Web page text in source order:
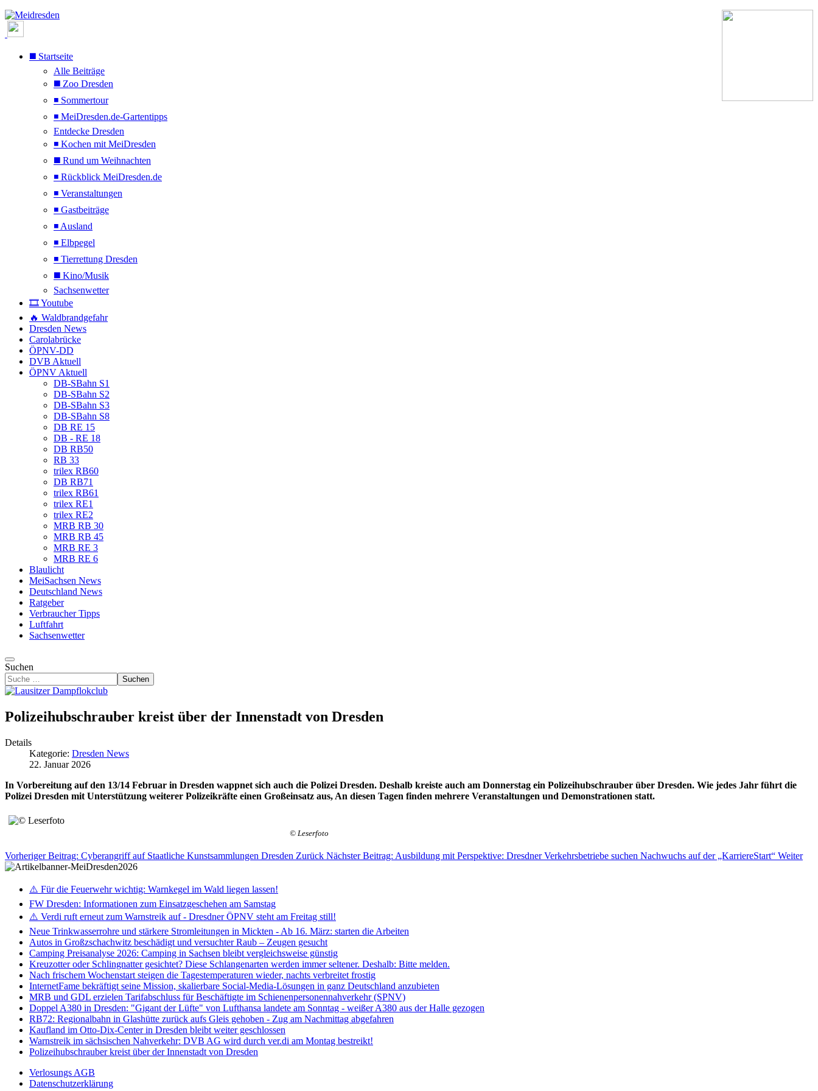
◼️ Startseite
Alle Beiträge
◼️ Zoo Dresden
◾ Sommertour
◾ MeiDresden.de-Gartentipps
Entdecke Dresden
◾ Kochen mit MeiDresden
◼️ Rund um Weihnachten
◾ Rückblick MeiDresden.de
◾ Veranstaltungen
◾ Gastbeiträge
◾ Ausland
◾ Elbpegel
◾ Tierrettung Dresden
◼️ Kino/Musik
Sachsenwetter
🎞️ Youtube
🔥 Waldbrandgefahr
Dresden News
Carolabrücke
ÖPNV-DD
DVB Aktuell
ÖPNV Aktuell
DB-SBahn S1
DB-SBahn S2
DB-SBahn S3
DB-SBahn S8
DB RE 15
DB - RE 18
DB RB50
RB 33
trilex RB60
DB RB71
trilex RB61
trilex RE1
trilex RE2
MRB RB 30
MRB RB 45
MRB RE 3
MRB RE 6
Blaulicht
MeiSachsen News
Deutschland News
Ratgeber
Verbraucher Tipps
Luftfahrt
Sachsenwetter
Suchen
Suchen
Polizeihubschrauber kreist über der Innenstadt von Dresden
Details
Kategorie: Dresden News
22. Januar 2026
In Vorbereitung auf den 13/14 Februar in Dresden wappnet sich auch die Polizei Dresden. Deshalb kreiste auch am Donnerstag ein Polizeihubschrauber über Dresden. Wie jedes Jahr führt die
Polizei Dresden mit Unterstützung weiterer Polizeikräfte einen Großeinsatz aus, An diesen Tagen finden mehrere Veranstaltungen und Demonstrationen statt.
© Leserfoto
Vorheriger Beitrag: Cyberangriff auf Staatliche Kunstsammlungen Dresden Zurück Nächster Beitrag: Ausbildung mit Perspektive: Dresdner Verkehrsbetriebe suchen Nachwuchs auf der „KarriereStart“ Weiter
⚠️ Für die Feuerwehr wichtig: Warnkegel im Wald liegen lassen!
FW Dresden: Informationen zum Einsatzgeschehen am Samstag
⚠️ Verdi ruft erneut zum Warnstreik auf - Dresdner ÖPNV steht am Freitag still!
Neue Trinkwasserrohre und stärkere Stromleitungen in Mickten - Ab 16. März: starten die Arbeiten
Autos in Großzschachwitz beschädigt und versuchter Raub – Zeugen gesucht
Camping Preisanalyse 2026: Camping in Sachsen bleibt vergleichsweise günstig
Kreuzotter oder Schlingnatter gesichtet? Diese Schlangenarten werden immer seltener. Deshalb: Bitte melden.
Nach frischem Wochenstart steigen die Tagestemperaturen wieder, nachts verbreitet frostig
InternetFame bekräftigt seine Mission, skalierbare Social-Media-Lösungen in ganz Deutschland anzubieten
MRB und GDL erzielen Tarifabschluss für Beschäftigte im Schienenpersonennahverkehr (SPNV)
Doppel A380 in Dresden: "Gigant der Lüfte" von Lufthansa landete am Sonntag - weißer A380 aus der Halle gezogen
RB72: Regionalbahn in Glashütte zurück aufs Gleis gehoben - Zug am Nachmittag abgefahren
Kaufland im Otto-Dix-Center in Dresden bleibt weiter geschlossen
Warnstreik im sächsischen Nahverkehr: DVB AG wird durch ver.di am Montag bestreikt!
Polizeihubschrauber kreist über der Innenstadt von Dresden
Verlosungs AGB
Datenschutzerklärung